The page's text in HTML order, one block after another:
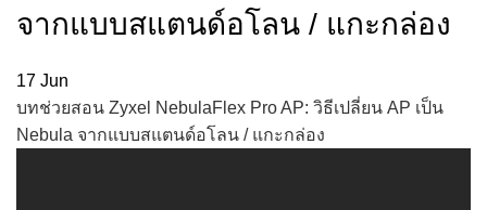
จากแบบสแตนด์อโลน / แกะกล่อง
17 Jun
บทช่วยสอน Zyxel NebulaFlex Pro AP: วิธีเปลี่ยน AP เป็น
Nebula จากแบบสแตนด์อโลน / แกะกล่อง